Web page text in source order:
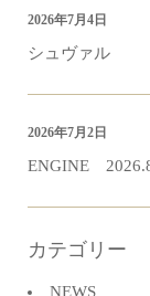
シュヴァル
2026年7月4日
ENGINE
2026年7月2日
カテゴリー
NEWS